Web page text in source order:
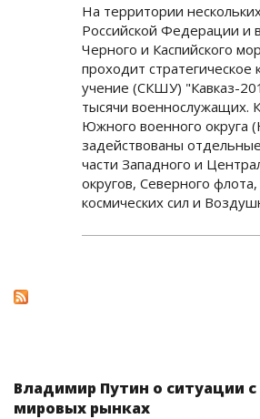
На территории
Российской Федерации и
Черного и Каспийского
проходит
учение (СКШУ) "Кавказ-
тысячи военнослужащих.
Южного военного округа
задействованы
части Западного и
округов, Северного
космических сил и
Владимир Путин о ситуации с
мировых рынках